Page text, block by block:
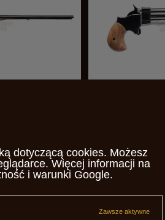
Pistolet
dotyczącą cookies. Możesz
Więcej informacji na
i warunki Google.
Zawsze aktywne